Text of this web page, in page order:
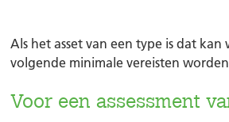
Als het asset van een type is dat
volgende minimale vereisten
Voor een assessment